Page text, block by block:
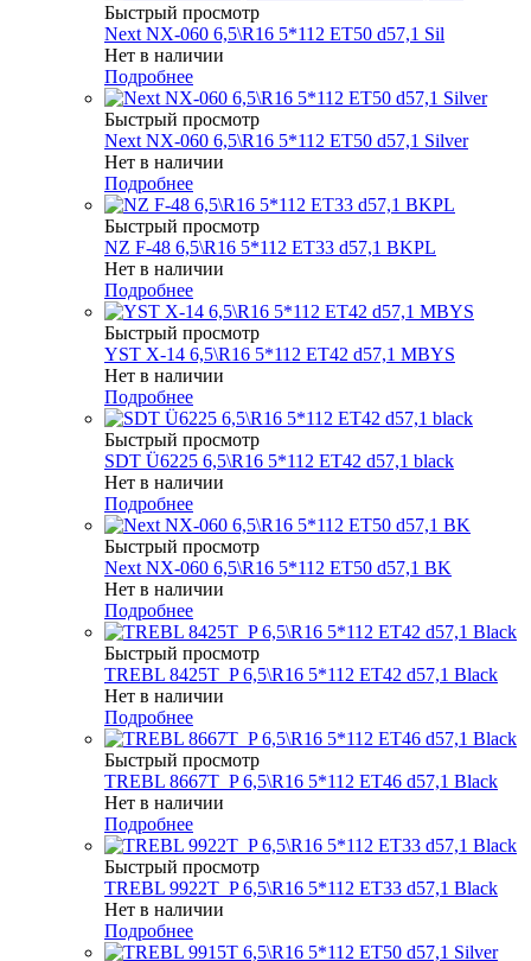
Быстрый просмотр
Next NX-060 6,5\R16 5*112 ET50 d57,1 Sil
Нет в наличии
Подробнее
Быстрый просмотр
Next NX-060 6,5\R16 5*112 ET50 d57,1 Silver
Нет в наличии
Подробнее
Быстрый просмотр
NZ F-48 6,5\R16 5*112 ET33 d57,1 BKPL
Нет в наличии
Подробнее
Быстрый просмотр
YST X-14 6,5\R16 5*112 ET42 d57,1 MBYS
Нет в наличии
Подробнее
Быстрый просмотр
SDT Ü6225 6,5\R16 5*112 ET42 d57,1 black
Нет в наличии
Подробнее
Быстрый просмотр
Next NX-060 6,5\R16 5*112 ET50 d57,1 BK
Нет в наличии
Подробнее
Быстрый просмотр
TREBL 8425T_P 6,5\R16 5*112 ET42 d57,1 Black
Нет в наличии
Подробнее
Быстрый просмотр
TREBL 8667T_P 6,5\R16 5*112 ET46 d57,1 Black
Нет в наличии
Подробнее
Быстрый просмотр
TREBL 9922T_P 6,5\R16 5*112 ET33 d57,1 Black
Нет в наличии
Подробнее